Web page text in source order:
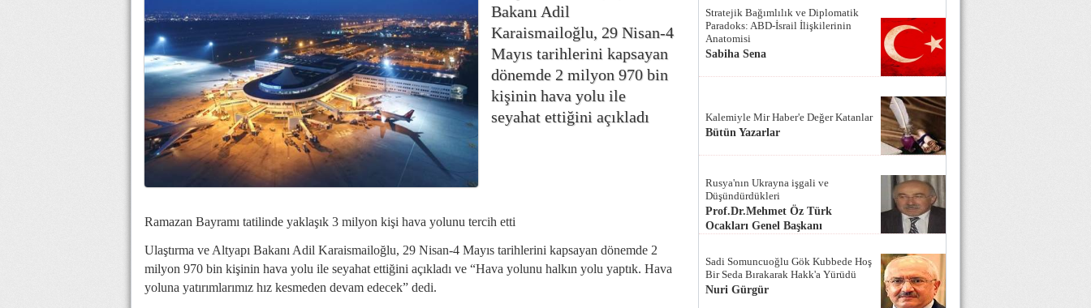
Bakanı Adil
Karaismailoğlu, 29 Nisan-4
Mayıs tarihlerini kapsayan
dönemde 2 milyon 970 bin
kişinin hava yolu ile
seyahat ettiğini açıkladı
Ramazan Bayramı tatilinde yaklaşık 3 milyon kişi hava yolunu tercih etti
Ulaştırma ve Altyapı Bakanı Adil Karaismailoğlu, 29 Nisan-4 Mayıs tarihlerini kapsayan dönemde 2
milyon 970 bin kişinin hava yolu ile seyahat ettiğini açıkladı ve “Hava yolunu halkın yolu yaptık. Hava
yoluna yatırımlarımız hız kesmeden devam edecek” dedi.
Stratejik Bağımlılık ve Diplomatik
Paradoks: ABD-İsrail İlişkilerinin
Anatomisi
Sabiha Sena
Kalemiyle Mir Haber'e Değer Katanlar
Bütün Yazarlar
Rusya'nın Ukrayna işgali ve
Düşündürdükleri
Prof.Dr.Mehmet Öz Türk
Ocakları Genel Başkanı
Sadi Somuncuoğlu Gök Kubbede Hoş
Bir Seda Bırakarak Hakk'a Yürüdü
Nuri Gürgür